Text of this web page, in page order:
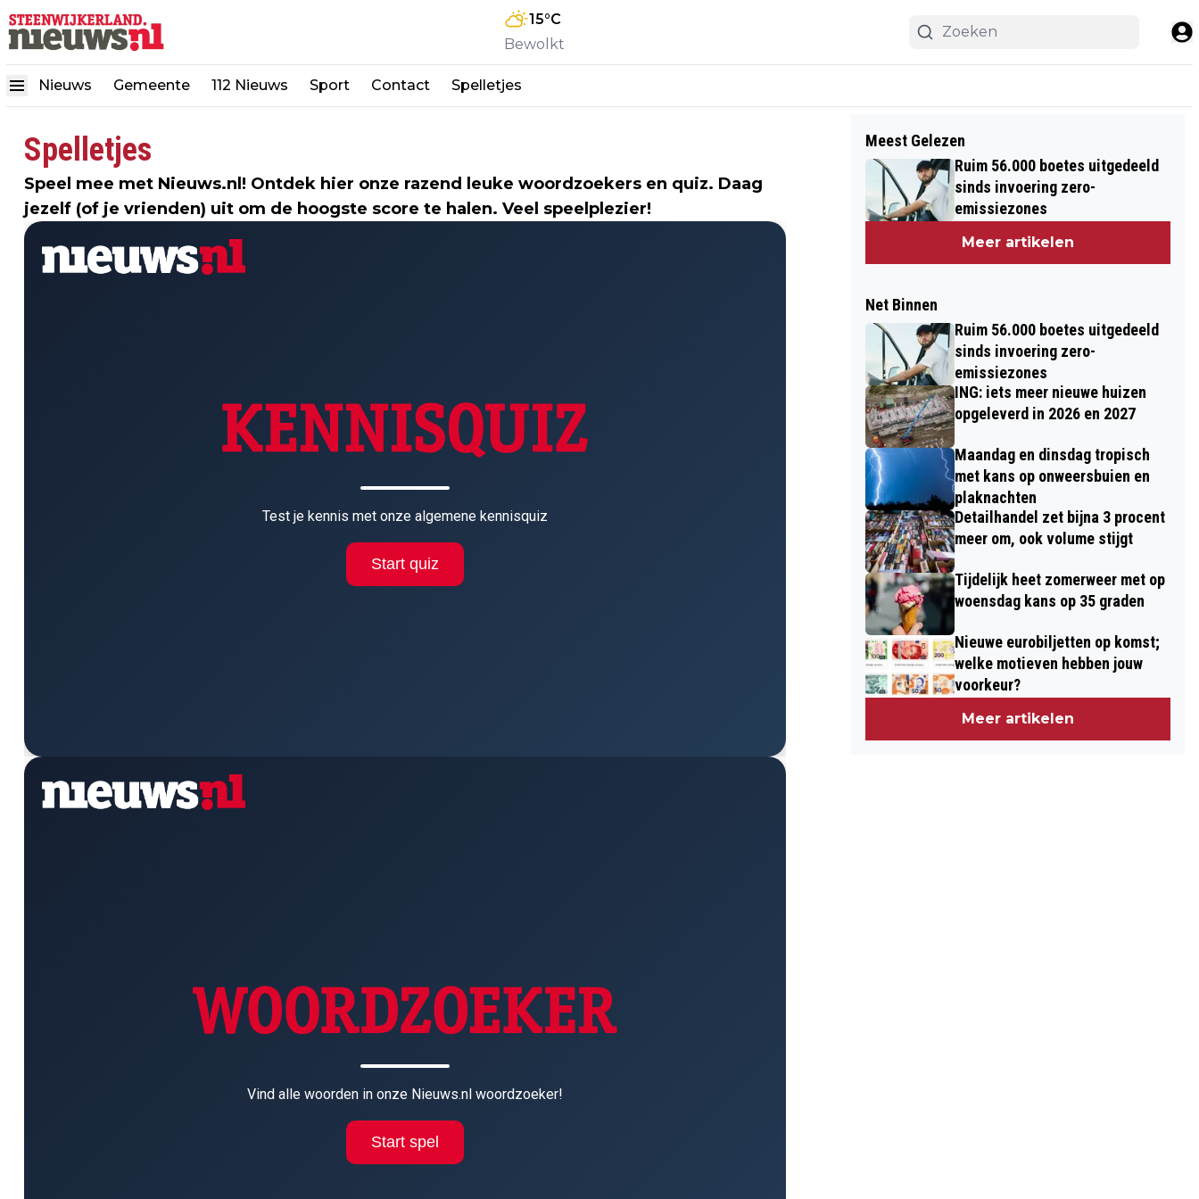
15°C
Bewolkt
Nieuws Gemeente 112 Nieuws Sport Contact Spelletjes
Spelletjes
Speel mee met Nieuws.nl! Ontdek hier onze razend leuke woordzoekers en quiz. Daag
jezelf (of je vrienden) uit om de hoogste score te halen. Veel speelplezier!
Meest Gelezen
Ruim 56.000 boetes uitgedeeld
sinds invoering zero-
emissiezones
Meer artikelen
Net Binnen
Ruim 56.000 boetes uitgedeeld
sinds invoering zero-
emissiezones
ING: iets meer nieuwe huizen
opgeleverd in 2026 en 2027
Maandag en dinsdag tropisch
met kans op onweersbuien en
plaknachten
Detailhandel zet bijna 3 procent
meer om, ook volume stijgt
Tijdelijk heet zomerweer met op
woensdag kans op 35 graden
Nieuwe eurobiljetten op komst;
welke motieven hebben jouw
voorkeur?
Meer artikelen